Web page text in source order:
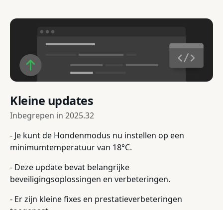
Kleine updates
Inbegrepen in 2025.32
- Je kunt de Hondenmodus nu instellen op een
minimumtemperatuur van 18°C.
- Deze update bevat belangrijke
beveiligingsoplossingen en verbeteringen.
- Er zijn kleine fixes en prestatieverbeteringen